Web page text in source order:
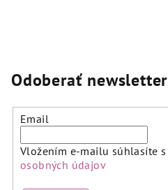
5,0
z
Odoberať newsletter
Email
Vložením e-mailu súhlasíte s
osobných údajov